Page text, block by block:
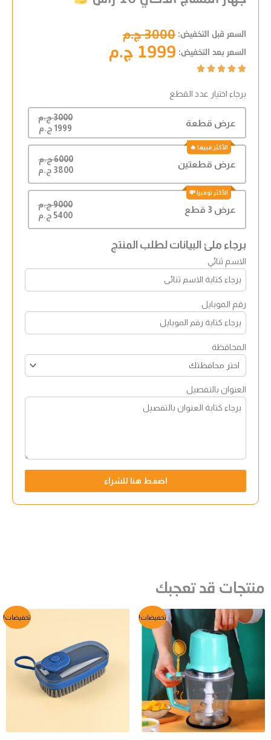
السعر قبل التخفيض: 3000 ج.م
السعر بعد التخفيض: 1999 ج.م





Rated
out
of
5
برجاء اختيار عدد القطع
عرض قطعة
3000 ج.م
1999 ج.م
عرض قطعتين
6000 ج.م
3800 ج.م
عرض 3 قطع
9000 ج.م
5400 ج.م
برجاء ملئ البيانات لطلب المنتج
الاسم ثنائي
رقم الموبايل
المحافظة
العنوان بالتفصيل
اضغط هنا للشراء
منتجات قد تعجبك
تخفيضات!
السعر
الأصلي
هو:
EGP890.
الحالي
هو:
EGP811.
تخفيضات!
EGP65.
EGP64.